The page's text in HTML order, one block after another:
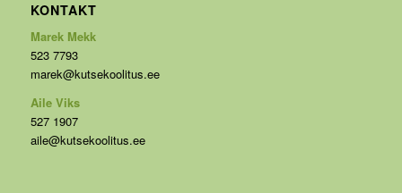
KONTAKT
Marek Mekk
523 7793
marek@kutsekoolitus.ee
Aile Viks
527 1907
aile@kutsekoolitus.ee